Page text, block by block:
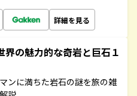
詳細を見る
の魅力的な奇岩と巨石１
ンに満ちた岩石の謎を旅の雑